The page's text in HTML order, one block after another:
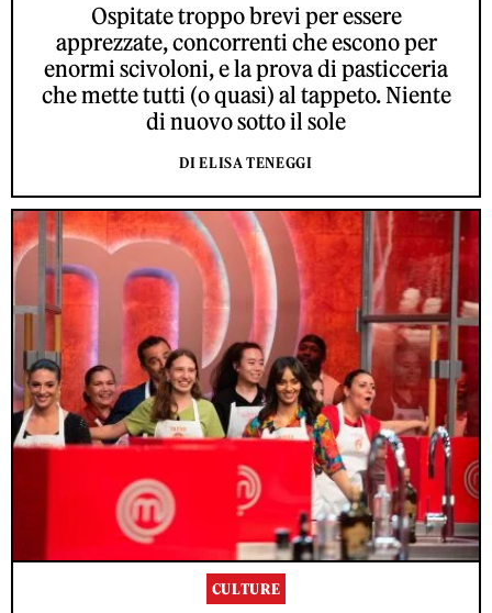
Ospitate troppo brevi per essere
apprezzate, concorrenti che escono per
enormi scivoloni, e la prova di pasticceria
che mette tutti (o quasi) al tappeto. Niente
di nuovo sotto il sole
DI ELISA TENEGGI
CULTURE